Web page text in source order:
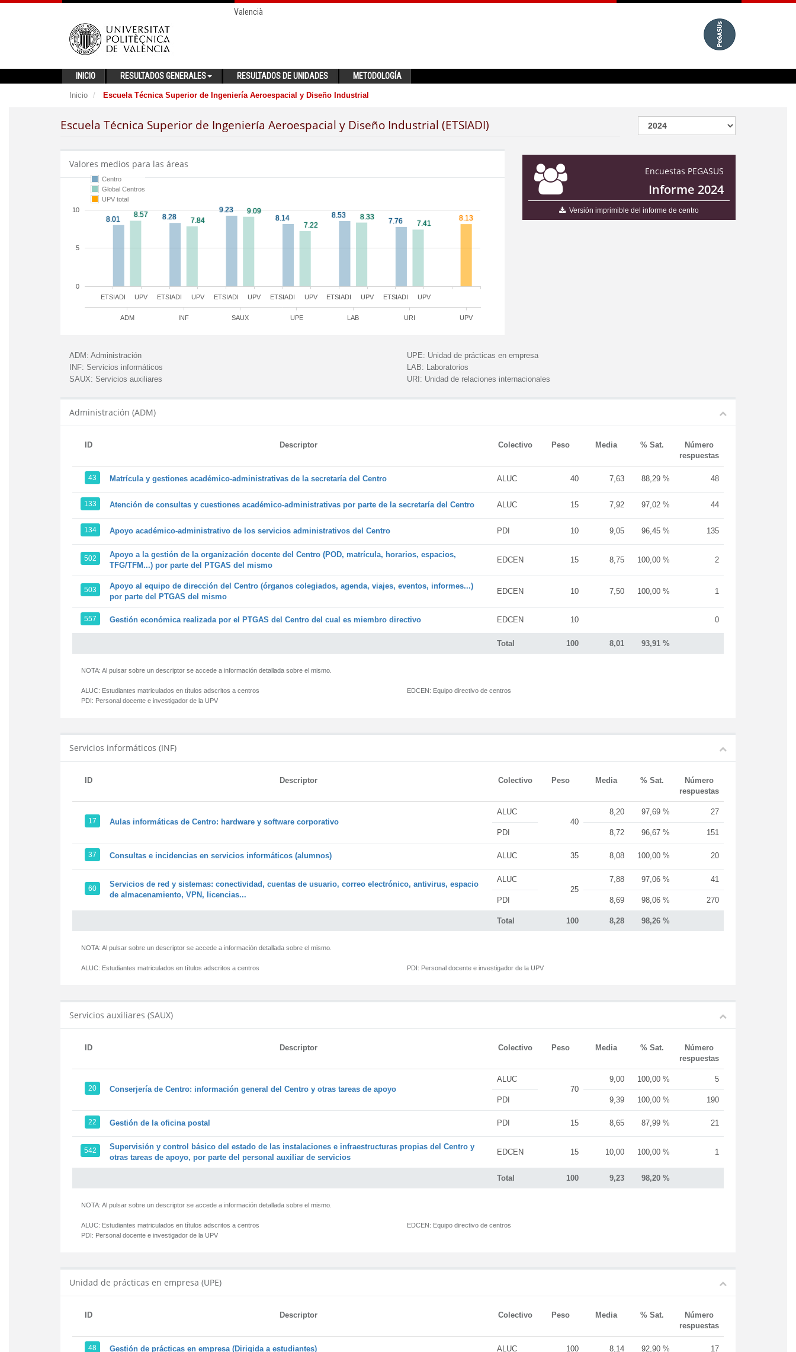
Valencià
INICIO RESULTADOS GENERALES RESULTADOS DE UNIDADES METODOLOGÍA
Inicio Escuela Técnica Superior de Ingeniería Aeroespacial y Diseño Industrial
Escuela Técnica Superior de Ingeniería Aeroespacial y Diseño Industrial (ETSIADI)
Encuestas PEGASUS
Informe 2024
Versión imprimible del informe de centro
Valores medios para las áreas
ETSIADI ETSIADI ETSIADI ETSIADI ETSIADI ETSIADI
UPV UPV UPV UPV UPV UPV
ADM INF SAUX UPE LAB URI UPV
0
5
10
Centro
Global Centros
UPV total
ADM: Administración
INF: Servicios informáticos
SAUX: Servicios auxiliares
UPE: Unidad de prácticas en empresa
LAB: Laboratorios
URI: Unidad de relaciones internacionales
Administración (ADM)
ID Descriptor Colectivo Peso Media % Sat.
Número
respuestas
Total 100 8,01 93,91 %
43 Matrícula y gestiones académico-administrativas de la secretaría del Centro ALUC 40 7,63 88,29 % 48
133 Atención de consultas y cuestiones académico-administrativas por parte de la secretaría del Centro ALUC 15 7,92 97,02 % 44
134 Apoyo académico-administrativo de los servicios administrativos del Centro PDI 10 9,05 96,45 % 135
502
Apoyo a la gestión de la organización docente del Centro (POD, matrícula, horarios, espacios,
TFG/TFM...) por parte del PTGAS del mismo
EDCEN 15 8,75 100,00 % 2
503
Apoyo al equipo de dirección del Centro (órganos colegiados, agenda, viajes, eventos, informes...)
por parte del PTGAS del mismo
EDCEN 10 7,50 100,00 % 1
557 Gestión económica realizada por el PTGAS del Centro del cual es miembro directivo EDCEN 10 0
NOTA: Al pulsar sobre un descriptor se accede a información detallada sobre el mismo.
ALUC: Estudiantes matriculados en títulos adscritos a centros
PDI: Personal docente e investigador de la UPV
EDCEN: Equipo directivo de centros
Servicios informáticos (INF)
ID Descriptor Colectivo Peso Media % Sat.
Número
respuestas
Total 100 8,28 98,26 %
17 Aulas informáticas de Centro: hardware y software corporativo
ALUC
40
8,20 97,69 % 27
PDI 8,72 96,67 % 151
37 Consultas e incidencias en servicios informáticos (alumnos) ALUC 35 8,08 100,00 % 20
60
Servicios de red y sistemas: conectividad, cuentas de usuario, correo electrónico, antivirus, espacio
de almacenamiento, VPN, licencias...
ALUC
25
7,88 97,06 % 41
PDI 8,69 98,06 % 270
NOTA: Al pulsar sobre un descriptor se accede a información detallada sobre el mismo.
ALUC: Estudiantes matriculados en títulos adscritos a centros PDI: Personal docente e investigador de la UPV
Servicios auxiliares (SAUX)
ID Descriptor Colectivo Peso Media % Sat.
Número
respuestas
Total 100 9,23 98,20 %
20 Conserjería de Centro: información general del Centro y otras tareas de apoyo
ALUC
70
9,00 100,00 % 5
PDI 9,39 100,00 % 190
22 Gestión de la oficina postal PDI 15 8,65 87,99 % 21
542
Supervisión y control básico del estado de las instalaciones e infraestructuras propias del Centro y
otras tareas de apoyo, por parte del personal auxiliar de servicios
EDCEN 15 10,00 100,00 % 1
NOTA: Al pulsar sobre un descriptor se accede a información detallada sobre el mismo.
ALUC: Estudiantes matriculados en títulos adscritos a centros
PDI: Personal docente e investigador de la UPV
EDCEN: Equipo directivo de centros
Unidad de prácticas en empresa (UPE)
ID Descriptor Colectivo Peso Media % Sat.
Número
respuestas
48 Gestión de prácticas en empresa (Dirigida a estudiantes) ALUC 100 8,14 92,90 % 17